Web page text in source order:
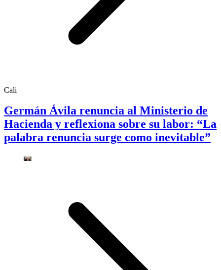
Cali
Germán Ávila renuncia al Ministerio de
Hacienda y reflexiona sobre su labor: “La
palabra renuncia surge como inevitable”